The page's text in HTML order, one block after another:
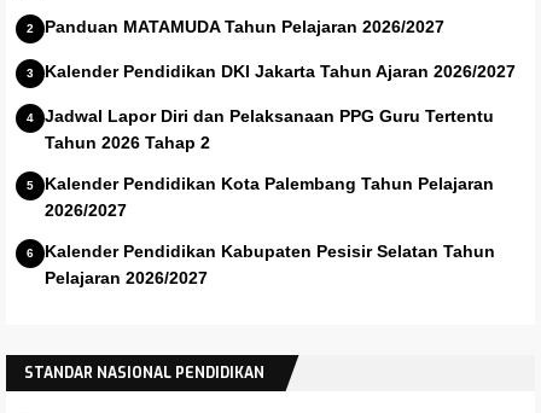
Panduan MATAMUDA Tahun Pelajaran 2026/2027
Kalender Pendidikan DKI Jakarta Tahun Ajaran 2026/2027
Jadwal Lapor Diri dan Pelaksanaan PPG Guru Tertentu
Tahun 2026 Tahap 2
Kalender Pendidikan Kota Palembang Tahun Pelajaran
2026/2027
Kalender Pendidikan Kabupaten Pesisir Selatan Tahun
Pelajaran 2026/2027
STANDAR NASIONAL PENDIDIKAN